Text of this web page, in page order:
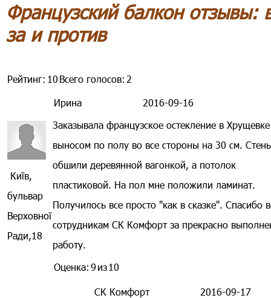
Французский балкон отзывы:
за и против
Рейтинг: 10 Всего голосов: 2
Київ,
бульвар
Верховної
Ради,18
Ирина
2016-09-16
Заказывала французское остекление в
выносом по полу во все стороны на 30 см.
обшили деревянной вагонкой, а потолок
пластиковой. На пол мне положили ламинат.
Получилось все просто "как в сказке". Спасибо
сотрудникам СК Комфорт за прекрасно
работу.
Оценка: 9 из10
СК Комфорт
2016-09-17